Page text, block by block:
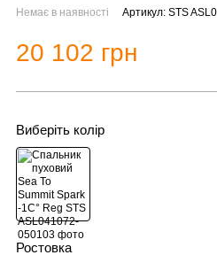
Немає в наявності Артикул: STS
20 102 грн
Виберіть колір
Ростовка